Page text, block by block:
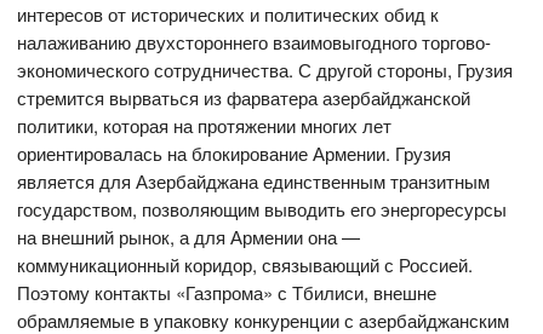
интересов от исторических и политических обид к
налаживанию двухстороннего взаимовыгодного торгово-
экономического сотрудничества. С другой стороны, Грузия
стремится вырваться из фарватера азербайджанской
политики, которая на протяжении многих лет
ориентировалась на блокирование Армении. Грузия
является для Азербайджана единственным транзитным
государством, позволяющим выводить его энергоресурсы
на внешний рынок, а для Армении она —
коммуникационный коридор, связывающий с Россией.
Поэтому контакты «Газпрома» с Тбилиси, внешне
обрамляемые в упаковку конкуренции с азербайджанским